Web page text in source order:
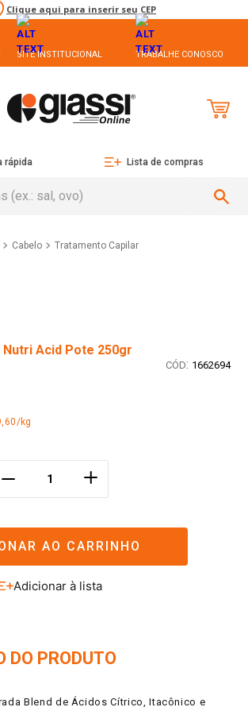
Clique aqui para inserir seu CEP
SITE INSTITUCIONAL TRABALHE CONOSCO
rápida Lista de compras
Cabelo Tratamento Capilar
Nutri Acid Pote 250gr
: 1662694
kg
＋
AO CARRINHO
DO PRODUTO
Blend de Ácidos Cítrico, Itacônico e